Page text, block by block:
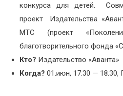
конкурса для детей.
проект Издательства
МТС (проект
благотворительного фонда
Кто? Издательство «Аванта»
Когда? 01.июн, 17:30 — 18:30,